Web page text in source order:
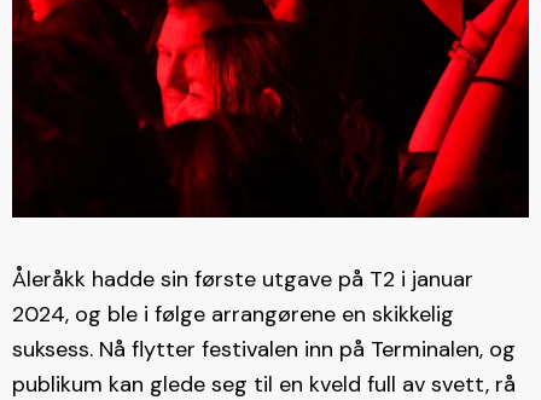
Åleråkk hadde sin første utgave på T2 i januar
2024, og ble i følge arrangørene en skikkelig
suksess. Nå flytter festivalen inn på Terminalen, og
publikum kan glede seg til en kveld full av svett, rå